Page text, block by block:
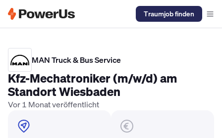
Traumjob finden
MAN Truck & Bus Service
Kfz-Mechatroniker (m/w/d) am
Standort Wiesbaden
Vor 1 Monat veröffentlicht